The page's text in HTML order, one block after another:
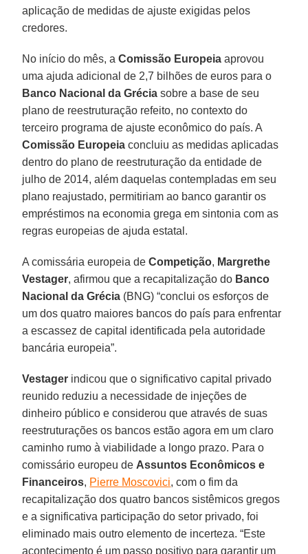
aplicação de medidas de ajuste exigidas pelos
credores.
No início do mês, aComissão Europeia aprovou
uma ajuda adicional de 2,7 bilhões de euros para o
Banco Nacional da Grécia sobre a base de seu
plano de reestruturação refeito, no contexto do
terceiro programa de ajuste econômico do país. A
Comissão Europeia concluiu as medidas aplicadas
dentro do plano de reestruturação da entidade de
julho de 2014, além daquelas contempladas em seu
plano reajustado, permitiriam ao banco garantir os
empréstimos na economia grega em sintonia com as
regras europeias de ajuda estatal.
A comissária europeia deCompetição, Margrethe
Vestager, afirmou que a recapitalização do Banco
Nacional da Grécia (BNG) “conclui os esforços de
um dos quatro maiores bancos do país para enfrentar
a escassez de capital identificada pela autoridade
bancária europeia”.
Vestager indicou que o significativo capital privado
reunido reduziu a necessidade de injeções de
dinheiro público e considerou que através de suas
reestruturações os bancos estão agora em um claro
caminho rumo à viabilidade a longo prazo. Para o
comissário europeu de Assuntos Econômicos e
Financeiros, Pierre Moscovici, com o fim da
recapitalização dos quatro bancos sistêmicos gregos
e a significativa participação do setor privado, foi
eliminado mais outro elemento de incerteza. “Este
acontecimento é um passo positivo para garantir um